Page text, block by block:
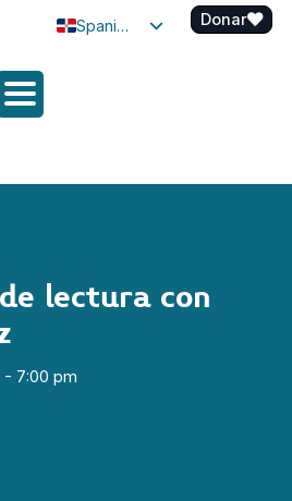
Spanish
Donar
lectura con
- 7:00 pm